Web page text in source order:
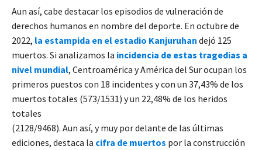
Aun así, cabe destacar los episodios de vulneración de
derechos humanos en nombre del deporte. En octubre de
2022, la estampida en el estadio Kanjuruhan dejó 125
muertos. Si analizamos la incidencia de estas tragedias a
nivel mundial, Centroamérica y América del Sur ocupan los
primeros puestos con 18 incidentes y con un 37,43% de los
muertos totales (573/1531) y un 22,48% de los heridos
totales
(2128/9468). Aun así, y muy por delante de las últimas
ediciones, destaca la cifra de muertos por la construcción